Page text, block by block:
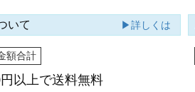
いて ▶詳しくは
額合計
以上で送料無料